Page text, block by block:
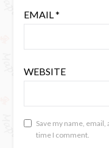
EMAIL *
WEBSITE
Save my name,
time I comment.